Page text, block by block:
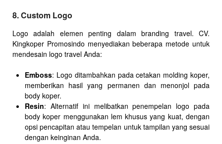
8. Custom Logo
Logo adalah elemen penting dalam branding travel. CV.
Kingkoper Promosindo menyediakan beberapa metode untuk
mendesain logo travel Anda:
Emboss: Logo ditambahkan pada cetakan molding koper,
memberikan hasil yang permanen dan menonjol pada
body koper.
Resin: Alternatif ini melibatkan penempelan logo pada
body koper menggunakan lem khusus yang kuat, dengan
opsi pencapitan atau tempelan untuk tampilan yang sesuai
dengan keinginan Anda.